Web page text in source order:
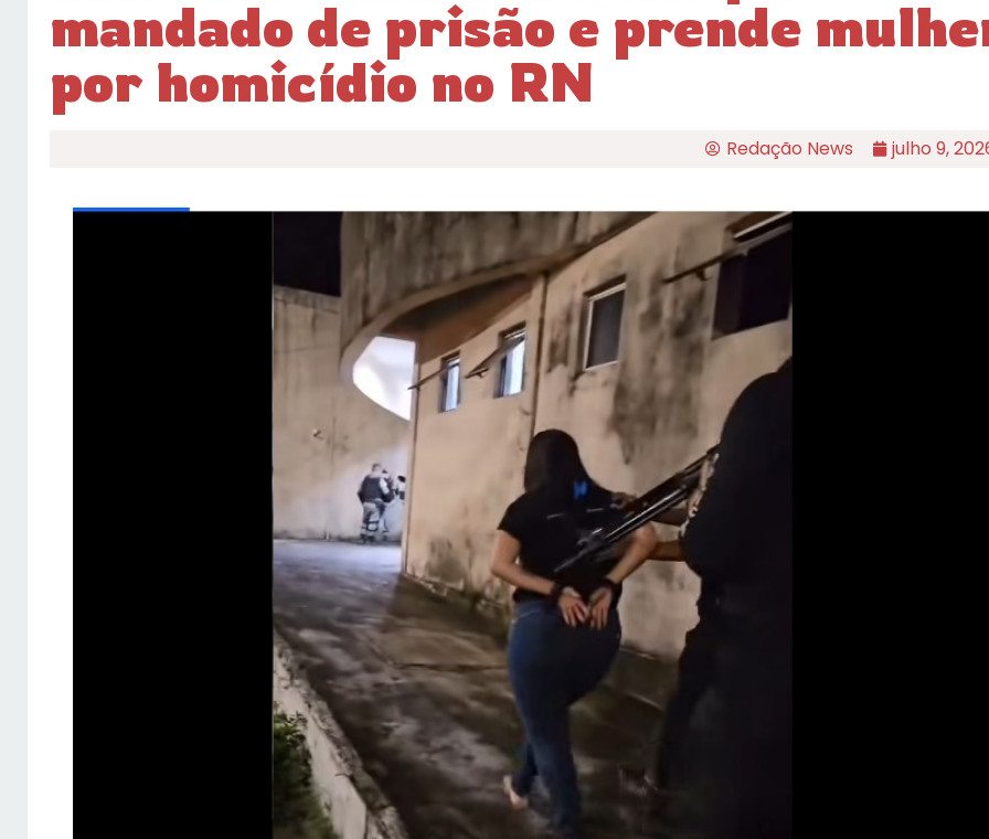
mandado de prisão e prende
por homicídio no RN
Redação News julho 9,